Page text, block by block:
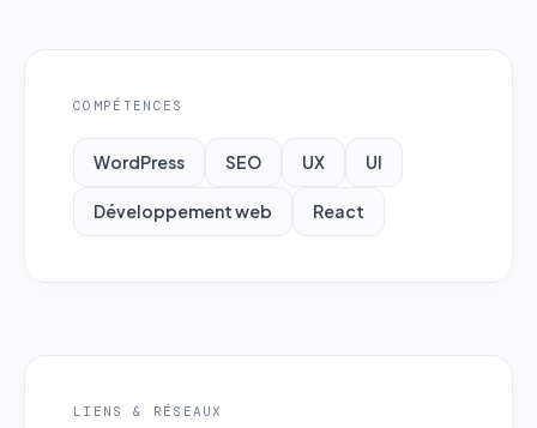
COMPÉTENCES
WordPress SEO UX UI
Développement web React
LIENS & RÉSEAUX